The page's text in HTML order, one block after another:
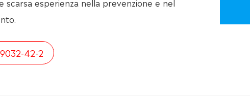
esperienza nella prevenzione e nel
42-2